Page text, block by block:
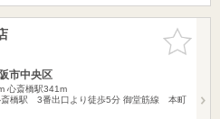
お気に入
りに追加
市中央区
心斎橋駅341m
橋駅 3番出口より徒歩5分 御堂筋線 本町